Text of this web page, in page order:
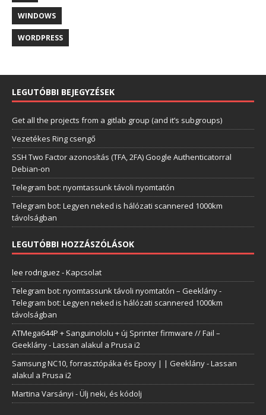
WINDOWS
WORDPRESS
LEGUTÓBBI BEJEGYZÉSEK
Get all the projects from a gitlab group (and it’s subgroups)
Vezetékes Ring csengő
SSH Two Factor azonosítás (TFA, 2FA) Google Authenticatorral
Debian-on
Telegram bot: nyomtassunk távoli nyomtatón
Telegram bot: Legyen neked is hálózati scannered 1000km
távolságban
LEGUTÓBBI HOZZÁSZÓLÁSOK
lee rodriguez -Kapcsolat
Telegram bot: nyomtassunk távoli nyomtatón – Geeklány-
Telegram bot: Legyen neked is hálózati scannered 1000km
távolságban
ATMega644P + Sanguinololu + új Sprinter firmware // Fail –
Geeklány-Lassan alakul a Prusa i2
Samsung NC10, forrasztópáka és Epoxy | | Geeklány-Lassan
alakul a Prusa i2
Martina Varsányi -Ülj neki, és kódolj